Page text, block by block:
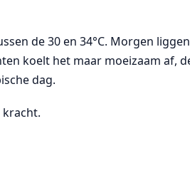
de 30 en 34°C. Morgen liggen
koelt het maar moeizaam af,
dag.
kracht.